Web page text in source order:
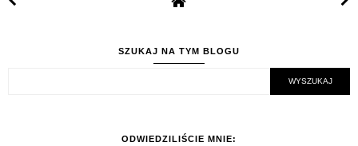
SZUKAJ NA TYM BLOGU
ODWIEDZILIŚCIE MNIE: